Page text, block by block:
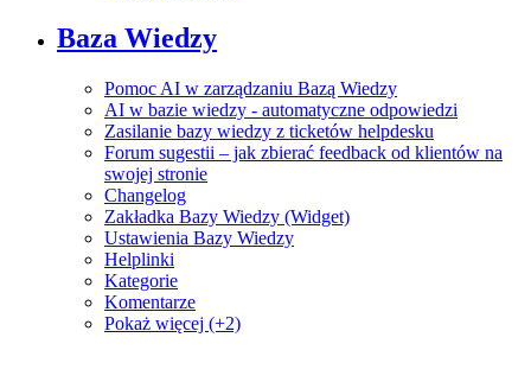
Baza Wiedzy
Pomoc AI w zarządzaniu Bazą Wiedzy
AI w bazie wiedzy - automatyczne odpowiedzi
Zasilanie bazy wiedzy z ticketów helpdesku
Forum sugestii – jak zbierać feedback od klientów na
swojej stronie
Changelog
Zakładka Bazy Wiedzy (Widget)
Ustawienia Bazy Wiedzy
Helplinki
Kategorie
Komentarze
Pokaż więcej (+2)